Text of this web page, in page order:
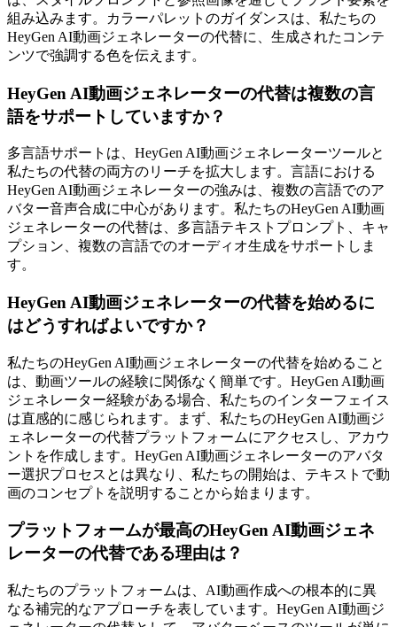
組み込みます。カラーパレットのガイダンスは、私たちの
HeyGen AI動画ジェネレーターの代替に、生成されたコンテ
ンツで強調する色を伝えます。
HeyGen AI動画ジェネレーターの代替は複数の言
語をサポートしていますか？
多言語サポートは、HeyGen AI動画ジェネレーターツールと
私たちの代替の両方のリーチを拡大します。言語における
HeyGen AI動画ジェネレーターの強みは、複数の言語でのア
バター音声合成に中心があります。私たちのHeyGen AI動画
ジェネレーターの代替は、多言語テキストプロンプト、キャ
プション、複数の言語でのオーディオ生成をサポートしま
す。
HeyGen AI動画ジェネレーターの代替を始めるに
はどうすればよいですか？
私たちのHeyGen AI動画ジェネレーターの代替を始めること
は、動画ツールの経験に関係なく簡単です。HeyGen AI動画
ジェネレーター経験がある場合、私たちのインターフェイス
は直感的に感じられます。まず、私たちのHeyGen AI動画ジ
ェネレーターの代替プラットフォームにアクセスし、アカウ
ントを作成します。HeyGen AI動画ジェネレーターのアバタ
ー選択プロセスとは異なり、私たちの開始は、テキストで動
画のコンセプトを説明することから始まります。
プラットフォームが最高のHeyGen AI動画ジェネ
レーターの代替である理由は？
私たちのプラットフォームは、AI動画作成への根本的に異
なる補完的なアプローチを表しています。HeyGen AI動画ジ